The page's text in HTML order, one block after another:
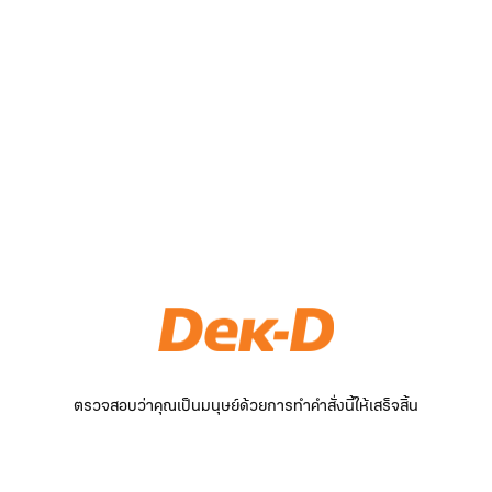
ตรวจสอบว่าคุณเป็นมนุษย์ด้วยการทำคำสั่งนี้ให้เสร็จสิ้น